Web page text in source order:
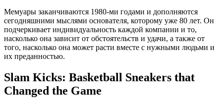
Мемуары заканчиваются 1980-ми годами и дополняются
сегодняшними мыслями основателя, которому уже 80 лет. Он
подчеркивает индивидуальность каждой компании и то,
насколько она зависит от обстоятельств и удачи, а также от
того, насколько она может расти вместе с нужными людьми и
их преданностью.
Slam Kicks: Basketball Sneakers that
Changed the Game